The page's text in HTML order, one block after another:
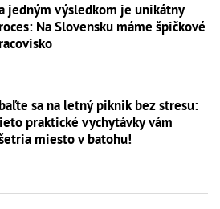
jedným výsledkom je unikátny
Na Slovensku máme špičkové
sa na letný piknik bez stresu:
praktické vychytávky vám
miesto v batohu!